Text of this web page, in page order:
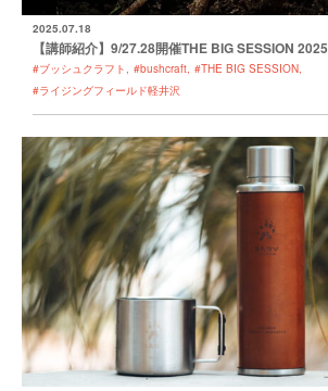
2025.07.18
【講師紹介】9/27.28開催THE BIG SESSION 2025
#ブッシュクラフト #bushcraft #THE BIG SESSION
#ライジングフィールド軽井沢